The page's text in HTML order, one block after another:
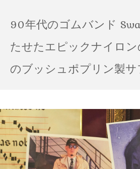
90年代のゴムバンド
たせたエピックナイロ
のブッシュポプリン製